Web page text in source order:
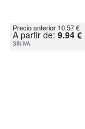
Precio anterior 10.57 €
A partir de: 9.94 €
SIN IVA